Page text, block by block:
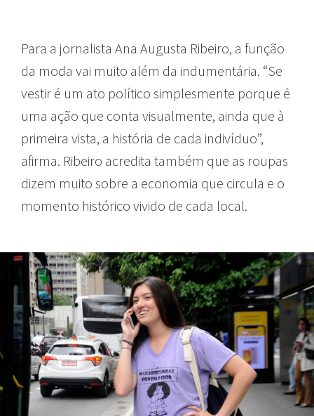
Para a jornalista Ana Augusta Ribeiro, a função
da moda vai muito além da indumentária. “Se
vestir é um ato político simplesmente porque é
uma ação que conta visualmente, ainda que à
primeira vista, a história de cada indivíduo”,
afirma. Ribeiro acredita também que as roupas
dizem muito sobre a economia que circula e o
momento histórico vivido de cada local.